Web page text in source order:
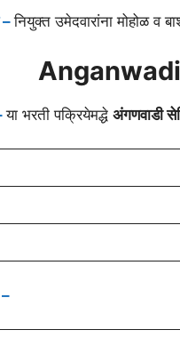
–नियुक्त उमेदवारांना मोहोळ व
या भरती पक्रियेमद्धे अंगणवाडी
–